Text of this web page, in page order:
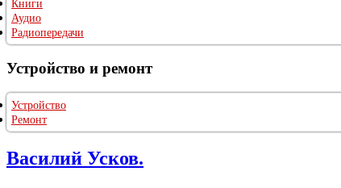
Книги
Аудио
Радиопередачи
Устройство и ремонт
Устройство
Ремонт
Василий Усков.